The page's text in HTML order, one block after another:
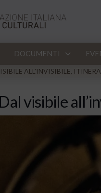
DOCUMENTI
ALL'INVISIBILE,
visibile